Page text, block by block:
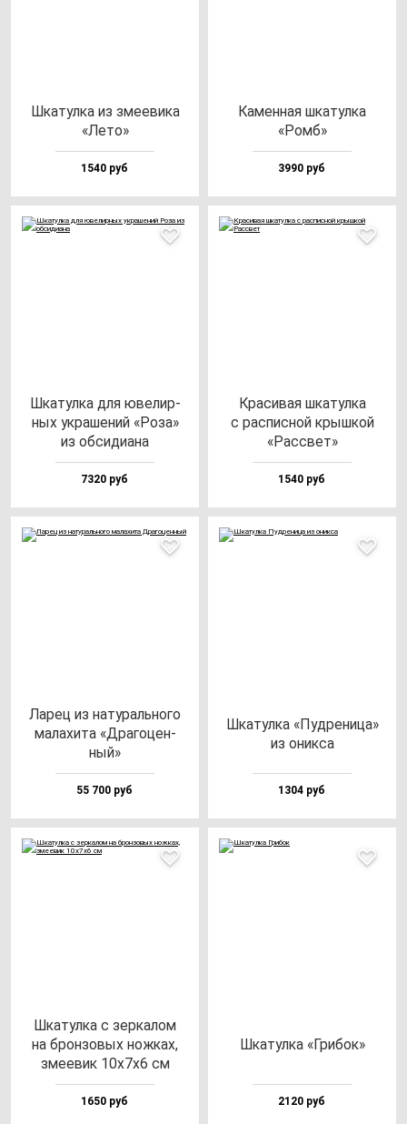
Шка­тул­ка из зме­еви­ка
«Лето»
1540 руб
Камен­ная шка­тул­ка
«Ромб»
3990 руб
Шка­тул­ка для юве­лир­
ных ук­ра­ше­ний «Роза»
из об­си­ди­ана
7320 руб
Кра­си­вая шка­тул­ка
с рас­пис­ной крыш­кой
«Рас­свет»
1540 руб
Ларец из на­ту­раль­но­го
ма­ла­хи­та «Дра­го­цен­
ный»
55 700 руб
Шка­тул­ка «Пуд­ре­ни­ца»
из оник­са
1304 руб
Шка­тул­ка с зер­ка­лом
на брон­зо­вых нож­ках,
зме­евик 10х7х6 см
1650 руб
Шка­тул­ка «Гри­бок»
2120 руб